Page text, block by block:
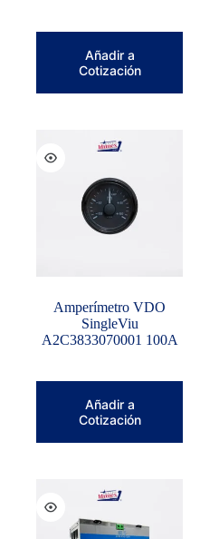
Añadir a
Cotización
Amperímetro VDO
SingleViu
A2C3833070001 100A
Añadir a
Cotización